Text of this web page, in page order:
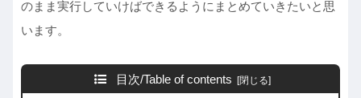
のまま実行していけばできるようにまとめていきたいと思
います。
目次/Table of contents